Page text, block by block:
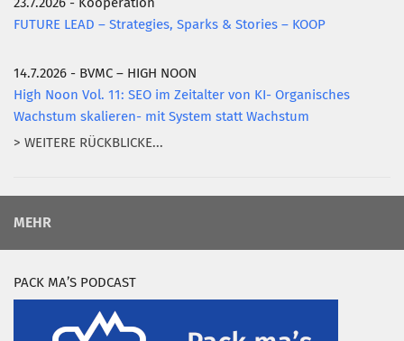
23.7.2026 - Kooperation
FUTURE LEAD – Strategies, Sparks & Stories – KOOP
14.7.2026 - BVMC – HIGH NOON
High Noon Vol. 11: SEO im Zeitalter von KI- Organisches
Wachstum skalieren- mit System statt Wachstum
> WEITERE RÜCKBLICKE...
MEHR
PACK MA’S PODCAST